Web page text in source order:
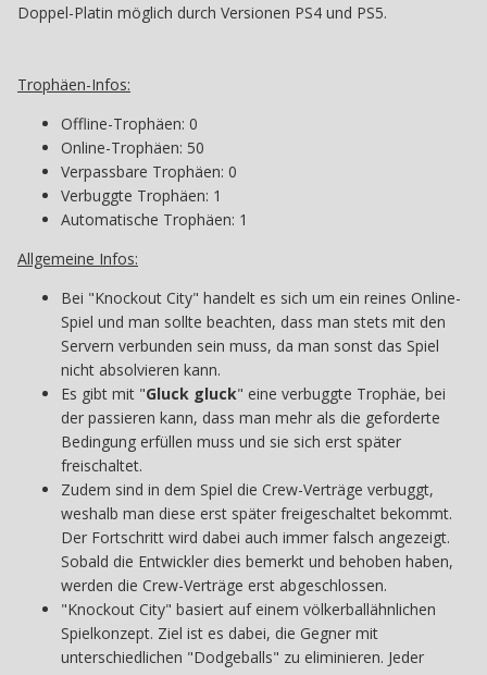
Doppel-Platin möglich durch Versionen PS4 und PS5.
Trophäen-Infos:
Offline-Trophäen: 0
Online-Trophäen: 50
Verpassbare Trophäen: 0
Verbuggte Trophäen: 1
Automatische Trophäen: 1
Allgemeine Infos:
Bei "Knockout City" handelt es sich um ein reines Online-
Spiel und man sollte beachten, dass man stets mit den
Servern verbunden sein muss, da man sonst das Spiel
nicht absolvieren kann.
Es gibt mit "Gluck gluck" eine verbuggte Trophäe, bei
der passieren kann, dass man mehr als die geforderte
Bedingung erfüllen muss und sie sich erst später
freischaltet.
Zudem sind in dem Spiel die Crew-Verträge verbuggt,
weshalb man diese erst später freigeschaltet bekommt.
Der Fortschritt wird dabei auch immer falsch angezeigt.
Sobald die Entwickler dies bemerkt und behoben haben,
werden die Crew-Verträge erst abgeschlossen.
"Knockout City" basiert auf einem völkerballähnlichen
Spielkonzept. Ziel ist es dabei, die Gegner mit
unterschiedlichen "Dodgeballs" zu eliminieren. Jeder